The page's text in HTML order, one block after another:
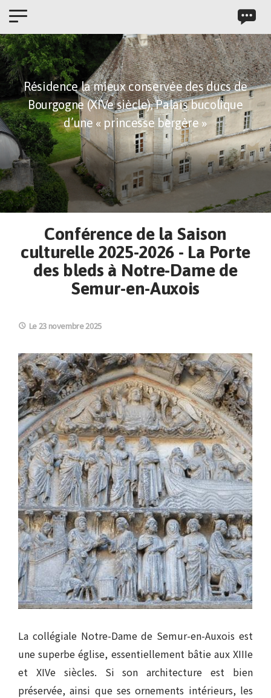
Résidence la mieux conservée des ducs de
Bourgogne (XIVe siècle),Palais bucolique
d’une « princesse bergère »
Conférence de la Saison
culturelle 2025-2026 - La Porte
des bleds à Notre-Dame de
Semur-en-Auxois
Le 23 novembre 2025
La collégiale Notre-Dame de Semur-en-Auxois est
une superbe église, essentiellement bâtie aux XIIIe
et XIVe siècles. Si son architecture est bien
préservée, ainsi que ses ornements intérieurs, les
Panneau de gestion des cookies